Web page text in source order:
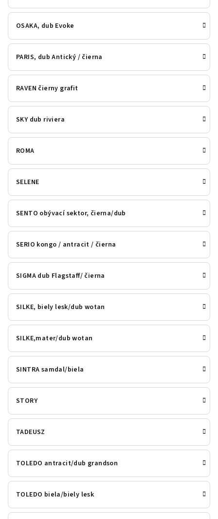
OSAKA, dub Evoke
PARIS, dub Antický / čierna
RAVEN čierny grafit
SKY dub riviera
ROMA
SELENE
SENTO obývací sektor, čierna/dub
SERIO kongo / antracit / čierna
SIGMA dub Flagstaff/ čierna
SILKE, biely lesk/dub wotan
SILKE,mater/dub wotan
SINTRA samdal/biela
STORY
TADEUSZ
TOLEDO antracit/dub grandson
TOLEDO biela/biely lesk